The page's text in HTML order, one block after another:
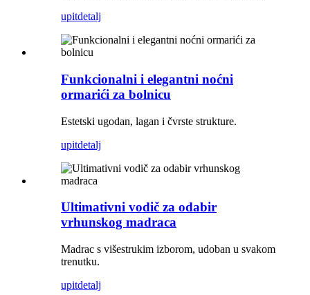
upitdetalj
Funkcionalni i elegantni noćni
ormarići za bolnicu
Estetski ugodan, lagan i čvrste strukture.
upitdetalj
Ultimativni vodič za odabir
vrhunskog madraca
Madrac s višestrukim izborom, udoban u svakom
trenutku.
upitdetalj